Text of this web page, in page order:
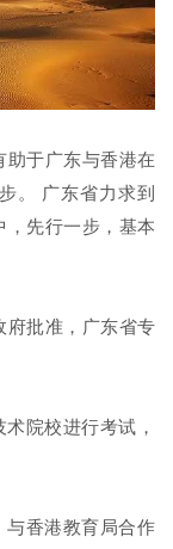
助于广东与香港在
。 广东省力求到
，先行一步，基本
府批准，广东省专
院校进行考试，
香港教育局合作